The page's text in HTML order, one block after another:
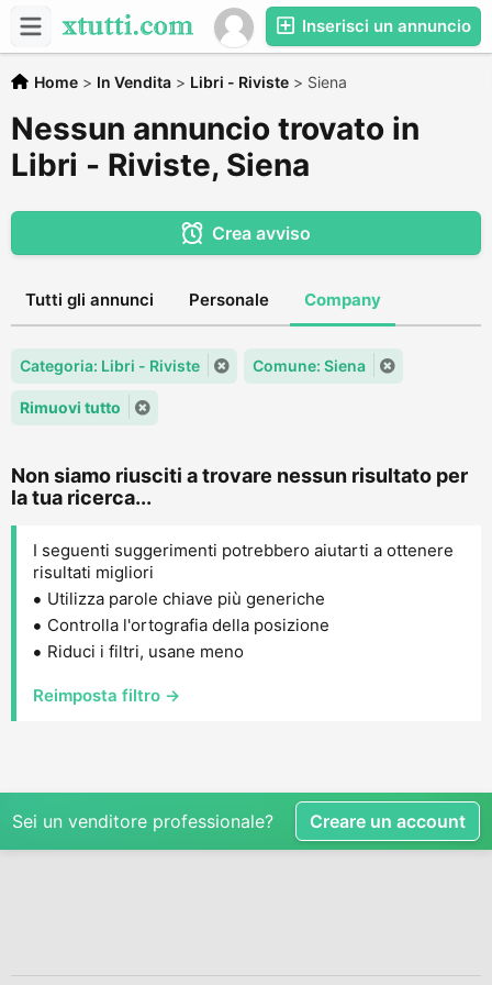
Inserisci un annuncio
Home > In Vendita > Libri - Riviste > Siena
Nessun annuncio trovato in
Libri - Riviste, Siena
Crea avviso
Tutti gli annunci Personale Company
Categoria: Libri - Riviste Comune: Siena
Rimuovi tutto
Non siamo riusciti a trovare nessun risultato per
la tua ricerca...
I seguenti suggerimenti potrebbero aiutarti a ottenere
risultati migliori
Utilizza parole chiave più generiche
Controlla l'ortografia della posizione
Riduci i filtri, usane meno
Reimposta filtro →
Sei un venditore professionale? Creare un account